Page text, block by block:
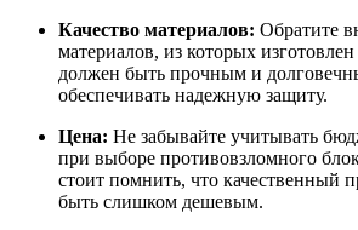
Качество материалов: Обратите
материалов, из которых
должен быть прочным и
обеспечивать надежную защиту.
Цена: Не забывайте учитывать
при выборе противовзломного
стоит помнить, что качественный
быть слишком дешевым.